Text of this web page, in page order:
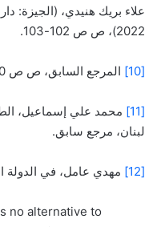
علاء بريك هنيدي، (الجيزة:
2022)، ص ص 102-103.
[10] المرجع السابق، ص ص 110-115.
[11]
محمد علي إسماعيل،
لبنان، مرجع سابق.
[12] مهدي عامل، في الدولة
no alternative to